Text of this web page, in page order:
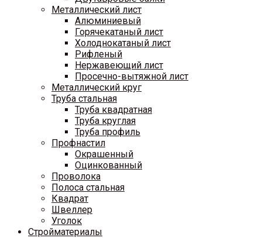
Металлический лист
Алюминиевый
Горячекатаный лист
Холоднокатаный лист
Рифленый
Нержавеющий лист
Просечно-вытяжной лист
Металлический круг
Труба стальная
Труба квадратная
Труба круглая
Труба профиль
Профнастил
Окрашенный
Оцинкованный
Проволока
Полоса стальная
Квадрат
Швеллер
Уголок
Стройматериалы